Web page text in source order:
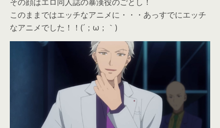
その顔はエロ同人誌の暴漢役のごとし！
このままではエッチなアニメに・・・あっすでにエッチ
なアニメでした！！(´；ω；｀)